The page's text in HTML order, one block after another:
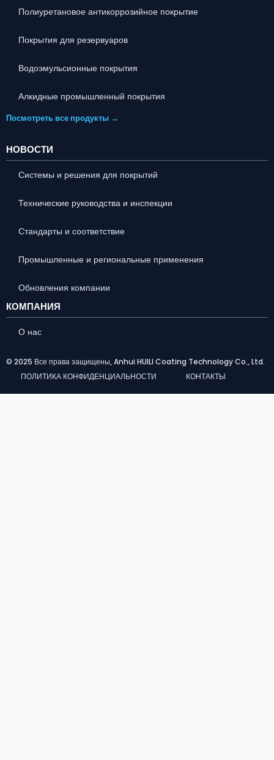
Полиуретановое антикоррозийное покрытие
Покрытия для резервуаров
Водоэмульсионные покрытия
Алкидные промышленный покрытия
Посмотреть все продукты →
НОВОСТИ
Системы и решения для покрытий
Технические руководства и инспекции
Стандарты и соответствие
Промышленные и региональные применения
Обновления компании
КОМПАНИЯ
О нас
© 2025 Все права защищены, Anhui HUILI Coating Technology Co., Ltd.
ПОЛИТИКА КОНФИДЕНЦИАЛЬНОСТИ
КОНТАКТЫ